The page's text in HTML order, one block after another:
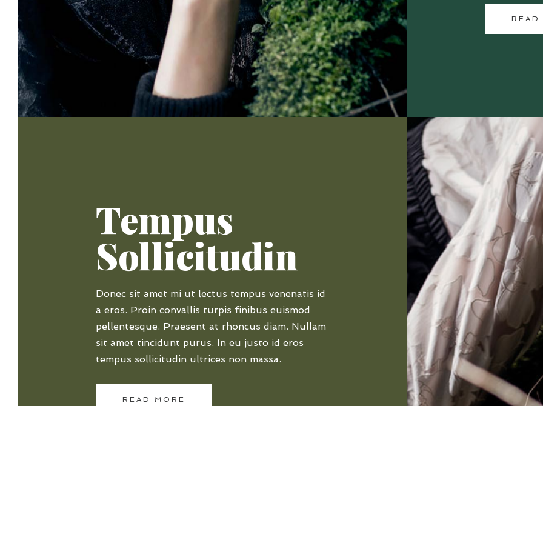
READ
Tempus
Sollicitudin
Donec sit amet mi ut lectus tempus venenatis id
a eros. Proin convallis turpis finibus euismod
pellentesque. Praesent at rhoncus diam. Nullam
sit amet tincidunt purus. In eu justo id eros
tempus sollicitudin ultrices non massa.
READ MORE